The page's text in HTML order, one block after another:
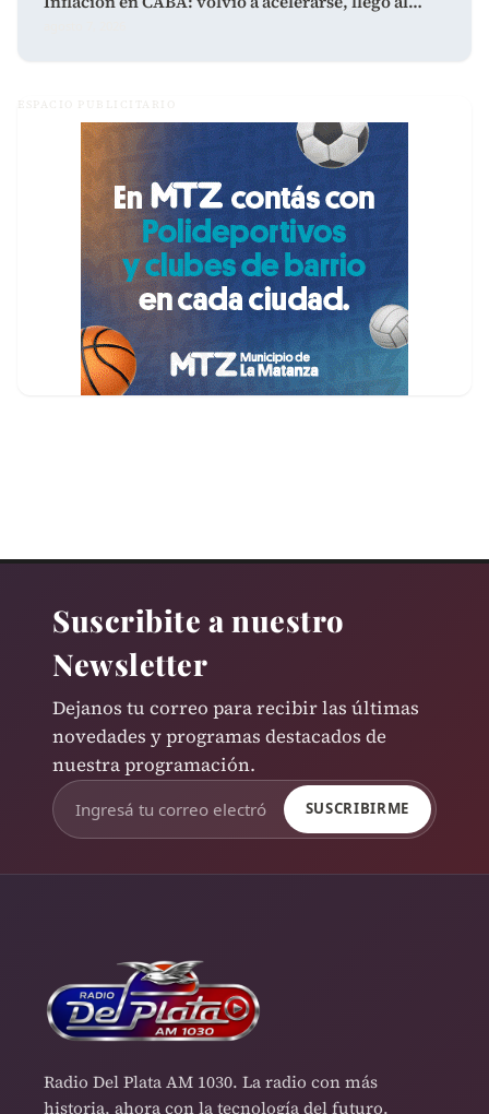
ESPACIO PUBLICITARIO
Suscribite a nuestro
Newsletter
Dejanos tu correo para recibir las últimas
novedades y programas destacados de
nuestra programación.
SUSCRIBIRME
Radio Del Plata AM 1030. La radio con más
historia, ahora con la tecnología del futuro.